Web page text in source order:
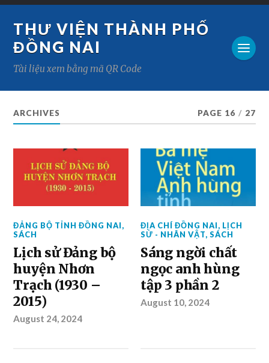
THƯ VIỆN THÀNH PHỐ
ĐỒNG NAI
Tài liệu xem bằng mã QR Code
ARCHIVES PAGE 16 / 27
ĐẢNG BỘ TỈNH ĐỒNG NAI,
SÁCH
Lịch sử Đảng bộ
huyện Nhơn
Trạch (1930 –
2015)
August 24, 2024
ĐỊA CHÍ ĐỒNG NAI, LỊCH
SỬ - NHÂN VẬT,SÁCH
Sáng ngời chất
ngọc anh hùng
tập 3 phần 2
August 10, 2024